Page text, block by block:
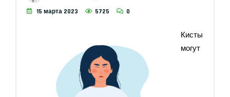
15 марта 2023 5725 0
Кисты
могут